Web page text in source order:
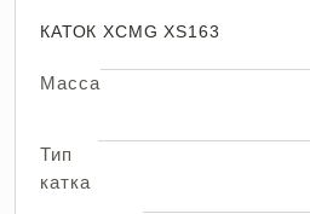
КАТОК XCMG XS163
Масса
Тип
катка